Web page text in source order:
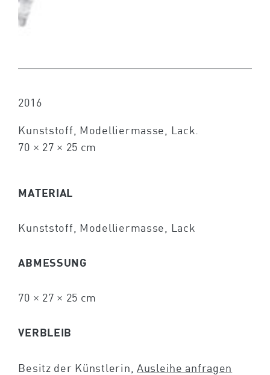
2016
Kunststoff, Modelliermasse, Lack.
70 × 27 × 25 cm
MATERIAL
Kunststoff, Modelliermasse, Lack
ABMESSUNG
70 × 27 × 25 cm
VERBLEIB
Besitz der Künstlerin, Ausleihe anfragen